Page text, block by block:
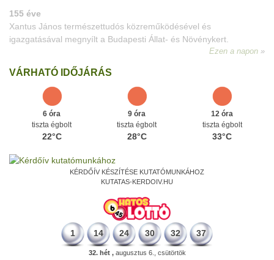
VÁRHATÓ IDŐJÁRÁS
6 óra
tiszta égbolt
22°C
9 óra
tiszta égbolt
28°C
12 óra
tiszta égbolt
33°C
KÉRDŐÍV KÉSZÍTÉSE KUTATÓMUNKÁHOZ
KUTATAS-KERDOIV.HU
1 14 24 30 32 37
32. hét ,augusztus 6., csütörtök